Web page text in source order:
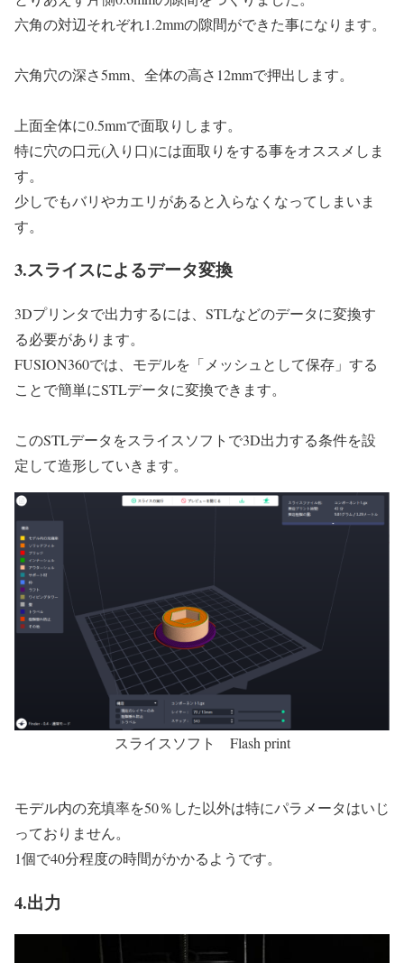
六角の対辺それぞれ1.2mmの隙間ができた事になります。
六角穴の深さ5mm、全体の高さ12mmで押出します。
上面全体に0.5mmで面取りします。
特に穴の口元(入り口)には面取りをする事をオススメしま
す。
少しでもバリやカエリがあると入らなくなってしまいま
す。
3.スライスによるデータ変換
3Dプリンタで出力するには、STLなどのデータに変換す
る必要があります。
FUSION360では、モデルを「メッシュとして保存」する
ことで簡単にSTLデータに変換できます。
このSTLデータをスライスソフトで3D出力する条件を設
定して造形していきます。
スライスソフト Flash print
モデル内の充填率を50％した以外は特にパラメータはいじ
っておりません。
1個で40分程度の時間がかかるようです。
4.出力